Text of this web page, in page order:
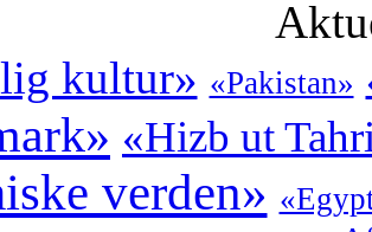
kultur» «Pakistan»
«Hizb ut
verden»